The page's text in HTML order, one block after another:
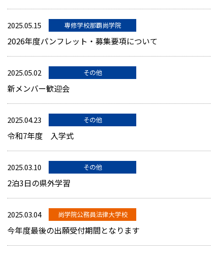
2025.05.15 専修学校那覇尚学院
2026年度パンフレット・募集要項について
2025.05.02 その他
新メンバー歓迎会
2025.04.23 その他
令和7年度 入学式
2025.03.10 その他
2泊3日の県外学習
2025.03.04 尚学院公務員法律大学校
今年度最後の出願受付期間となります